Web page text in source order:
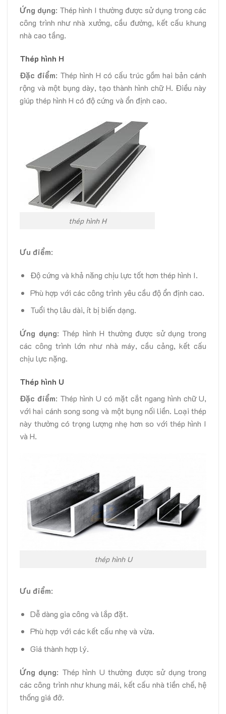
Ứng dụng: Thép hình I thường được sử dụng trong các
công trình như nhà xưởng, cầu đường, kết cấu khung
nhà cao tầng.
Thép hình H
Đặc điểm: Thép hình H có cấu trúc gồm hai bản cánh
rộng và một bụng dày, tạo thành hình chữ H. Điều này
giúp thép hình H có độ cứng và ổn định cao.
thép hình H
Ưu điểm:
Độ cứng và khả năng chịu lực tốt hơn thép hình I.
Phù hợp với các công trình yêu cầu độ ổn định cao.
Tuổi thọ lâu dài, ít bị biến dạng.
Ứng dụng: Thép hình H thường được sử dụng trong
các công trình lớn như nhà máy, cầu cảng, kết cấu
chịu lực nặng.
Thép hình U
Đặc điểm: Thép hình U có mặt cắt ngang hình chữ U,
với hai cánh song song và một bụng nối liền. Loại thép
này thường có trọng lượng nhẹ hơn so với thép hình I
và H.
thép hình U
Ưu điểm:
Dễ dàng gia công và lắp đặt.
Phù hợp với các kết cấu nhẹ và vừa.
Giá thành hợp lý.
Ứng dụng: Thép hình U thường được sử dụng trong
các công trình như khung mái, kết cấu nhà tiền chế, hệ
thống giá đỡ.